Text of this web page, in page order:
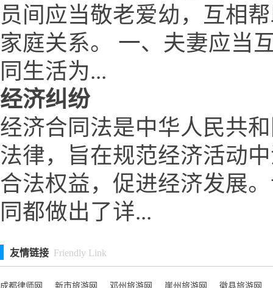
员间应当敬老爱幼，互相
家庭关系。 一、夫妻应当
同生活为...
经济纠纷
经济合同法是中华人民共
法律，旨在规范经济活动
合法权益，促进经济发展
同都做出了详...
友情链接 Friendly Link
成都律师网 新市旅游网 邓州旅游网 崖州旅游网
徽县旅游网